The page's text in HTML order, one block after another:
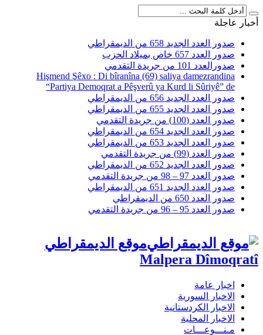
أخبار عاجلة
صدور العدد الجديد 658 من الديمقراطي
صدور العدد 657 خاص بميلاد الحزب
صدورالعدد 101 من جريدة التقدمي
Hişmend Şêxo : Di bîranîna (69) saliya damezrandina
“Partiya Demoqrat a Pêşverû ya Kurd li Sûriyê” de
صدور العدد الجديد 656 من الديمقراطي
صدور العدد الجديد 655 من الديمقراطي
صدور العدد (100) من جريدة التقدمي
صدور العدد الجديد 654 من الديمقراطي
صدور العدد الجديد 653 من الديمقراطي
صدور العدد (99) من جريدة التقدمي
صدور العدد الجديد 652 من الديمقراطي
صدور العدد 97 – 98 من جريدة التقدمي
صدور العدد الجديد 651 من الديمقراطي
صدور العدد 650 من الديمقراطي
صدور العدد 95 – 96 من جريدة التقدمي
موقع الديمقراطي
Malpera Dîmoqratî
اخبار عامة
الاخبار السورية
الاخبار الكردستانية
الاخبار المحلية
مـنـــوعـــات